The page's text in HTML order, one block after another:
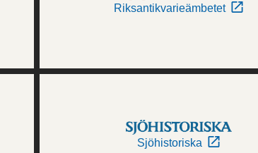
Riksantikvarieämbetet
Sjöhistoriska